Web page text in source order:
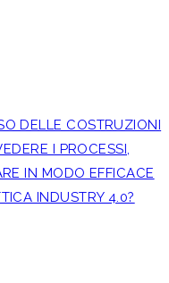
DELLE COSTRUZIONI
I PROCESSI,
IN MODO EFFICACE
INDUSTRY 4.0?